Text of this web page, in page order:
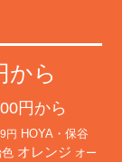
から
円から
円 HOYA・保谷
オレンジ オー